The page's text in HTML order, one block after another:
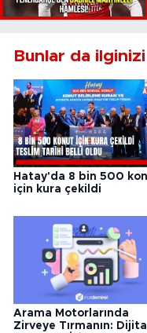
Bunlar da
Hatay'da 8 bin 500
için kura çekildi
Arama Motorlarında
Zirveye Tırmanın: Dijital